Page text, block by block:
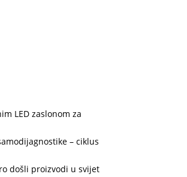
LED zaslonom za
– ciklus
došli proizvodi u svijet